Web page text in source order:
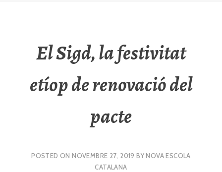
El Sigd, la festivitat
etíop de renovació del
pacte
POSTED ONNOVEMBRE 27, 2019 BYNOVA ESCOLA
CATALANA